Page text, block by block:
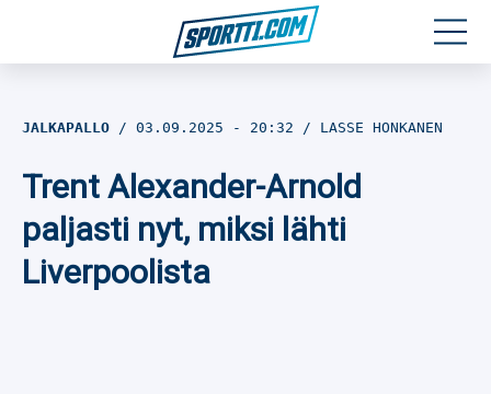
Jalkapallo
Yleisurheilu
JALKAPALLO 03.09.2025 - 20:32 LASSE HONKANEN
Trent Alexander-Arnold
paljasti nyt, miksi lähti
Liverpoolista